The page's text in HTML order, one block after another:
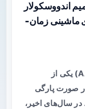
اندووسکولار
ماشینی زمان-
مقدمه آنوریسم آئورت شکمی (AAA) یکی از
صورت پارگی
در سال‌های اخیر،